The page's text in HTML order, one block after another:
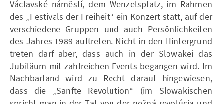
Václavské náměstí, dem Wenzelsplatz, im Rahmen
des „Festivals der Freiheit“ ein Konzert statt, auf der
verschiedene Gruppen und auch Persönlichkeiten
des Jahres 1989 auftreten. Nicht in den Hintergrund
treten darf aber, dass auch in der Slowakei das
Jubiläum mit zahlreichen Events begangen wird. Im
Nachbarland wird zu Recht darauf hingewiesen,
dass die „Sanfte Revolution“ (im Slowakischen